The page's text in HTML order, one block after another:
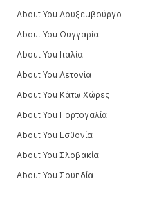
About You Λουξεμβούργο
About You Ουγγαρία
About You Ιταλία
About You Λετονία
About You Κάτω Χώρες
About You Πορτογαλία
About You Εσθονία
About You Σλοβακία
About You Σουηδία